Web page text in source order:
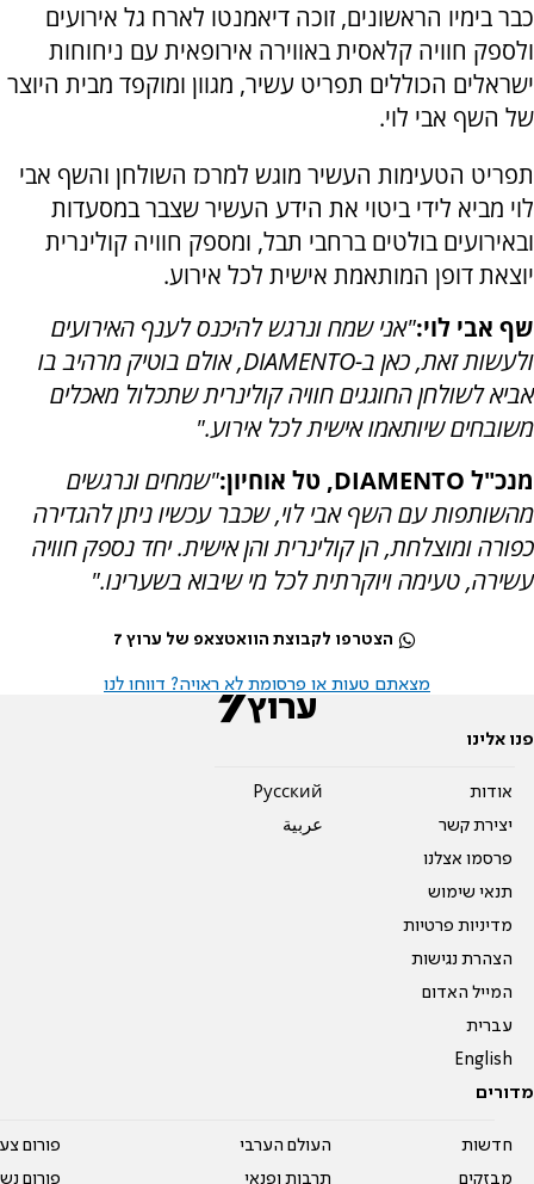
כבר בימיו הראשונים, זוכה דיאמנטו לארח גל אירועים
ולספק חוויה קלאסית באווירה אירופאית עם ניחוחות
ישראלים הכוללים תפריט עשיר, מגוון ומוקפד מבית היוצר
של השף אבי לוי.
תפריט הטעימות העשיר מוגש למרכז השולחן והשף אבי
לוי מביא לידי ביטוי את הידע העשיר שצבר במסעדות
ובאירועים בולטים ברחבי תבל, ומספק חוויה קולינרית
יוצאת דופן המותאמת אישית לכל אירוע.
שף אבי לוי:"אני שמח ונרגש להיכנס לענף האירועים
ולעשות זאת, כאן ב-DIAMENTO, אולם בוטיק מרהיב בו
אביא לשולחן החוגגים חוויה קולינרית שתכלול מאכלים
משובחים שיותאמו אישית לכל אירוע."
מנכ"ל DIAMENTO, טל אוחיון:
"שמחים ונרגשים
מהשותפות עם השף אבי לוי, שכבר עכשיו ניתן להגדירה
כפורה ומוצלחת, הן קולינרית והן אישית. יחד נספק חוויה
עשירה, טעימה ויוקרתית לכל מי שיבוא בשערינו."
הצטרפו לקבוצת הוואטצאפ של ערוץ 7
מצאתם טעות או פרסומת לא ראויה? דווחו לנו
פנו אלינו
אודות
יצירת קשר
פרסמו אצלנו
תנאי שימוש
מדיניות פרטיות
הצהרת נגישות
המייל האדום
עברית
English
Pусский
عربية
מדורים
חדשות
מבזקים
העולם הערבי
תרבות ופנאי
פורום
פורום